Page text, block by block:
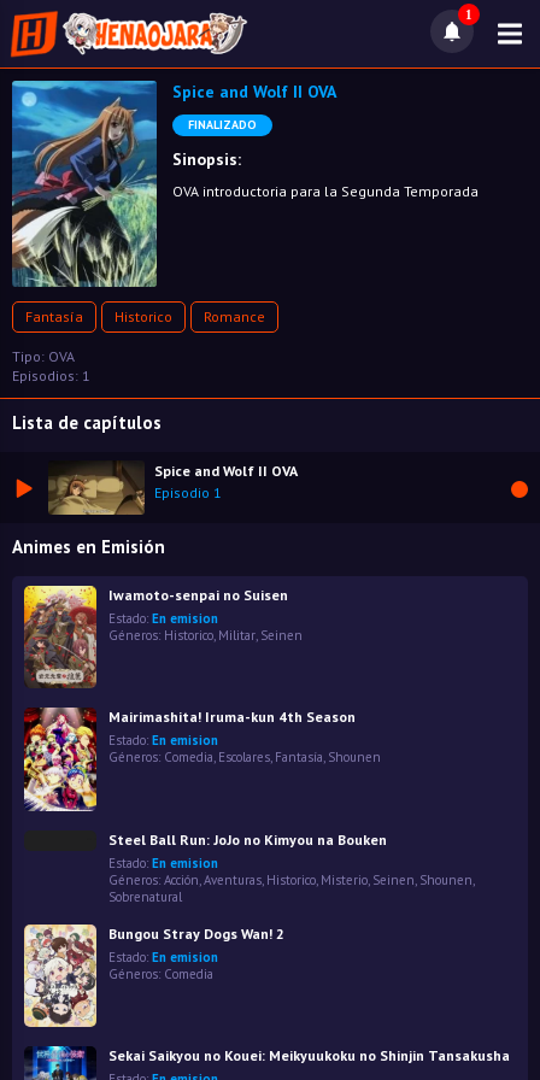
1
Spice and Wolf II OVA
FINALIZADO
Sinopsis:
OVA introductoria para la Segunda Temporada
Fantasía Historico Romance
Tipo: OVA
Episodios: 1
Lista de capítulos
Spice and Wolf II OVA
Episodio 1
Animes en Emisión
Iwamoto-senpai no Suisen
Estado: En emision
Géneros: Historico, Militar, Seinen
Mairimashita! Iruma-kun 4th Season
Estado: En emision
Géneros: Comedia, Escolares, Fantasía, Shounen
Steel Ball Run: JoJo no Kimyou na Bouken
Estado: En emision
Géneros: Acción Aventuras Historico Misterio Seinen Shounen
Sobrenatural
Bungou Stray Dogs Wan! 2
Estado: En emision
Géneros: Comedia
Sekai Saikyou no Kouei: Meikyuukoku no Shinjin Tansakusha